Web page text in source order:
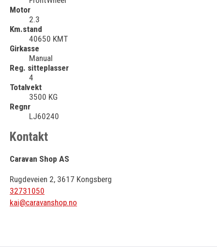
Motor
2.3
Km.stand
40650 KMT
Girkasse
Manual
Reg. sitteplasser
4
Totalvekt
3500 KG
Regnr
LJ60240
Kontakt
Caravan Shop AS
Rugdeveien 2, 3617 Kongsberg
32731050
kai@caravanshop.no